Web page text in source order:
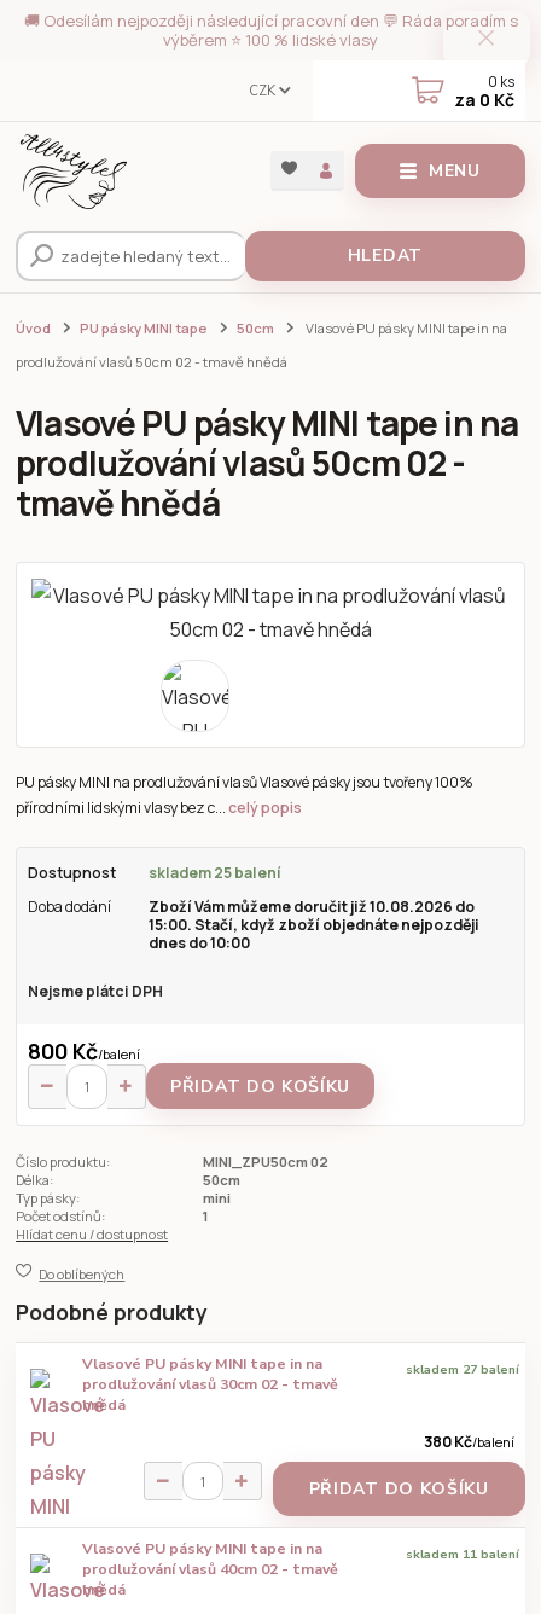
🚚 Odesílám nejpozději následující pracovní den 💬 Ráda poradím s
výběrem ⭐ 100 % lidské vlasy
MENU
CZK
HLEDAT
0 ks
za 0 Kč
Úvod PU pásky MINI tape 50cm
Vlasové PU pásky MINI tape in na
prodlužování vlasů 50cm 02 - tmavě hnědá
Vlasové PU pásky MINI tape in na
prodlužování vlasů 50cm 02 -
tmavě hnědá
PU pásky MINI na prodlužování vlasů Vlasové pásky jsou tvořeny 100%
přírodními lidskými vlasy bez c...celý popis
Dostupnost
skladem 25 balení
Doba dodání
Zboží Vám můžeme doručit již 10.08.2026 do
15:00. Stačí, když zboží objednáte nejpozději
dnes do 10:00
Nejsme plátci DPH
800 Kč/balení
PŘIDAT DO KOŠÍKU
Číslo produktu:
MINI_ZPU50cm 02
Délka:
50cm
Typ pásky:
mini
Počet odstínů:
1
Hlídat cenu / dostupnost
Do oblíbených
Podobné produkty
Vlasové PU pásky MINI tape in na
prodlužování vlasů 30cm 02 - tmavě
hnědá
380 Kč/balení
skladem 27 balení
PŘIDAT DO KOŠÍKU
Vlasové PU pásky MINI tape in na
prodlužování vlasů 40cm 02 - tmavě
hnědá
skladem 11 balení